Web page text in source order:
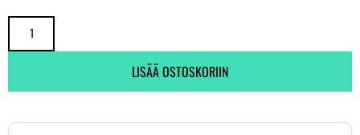
LISÄÄ OSTOSKORIIN